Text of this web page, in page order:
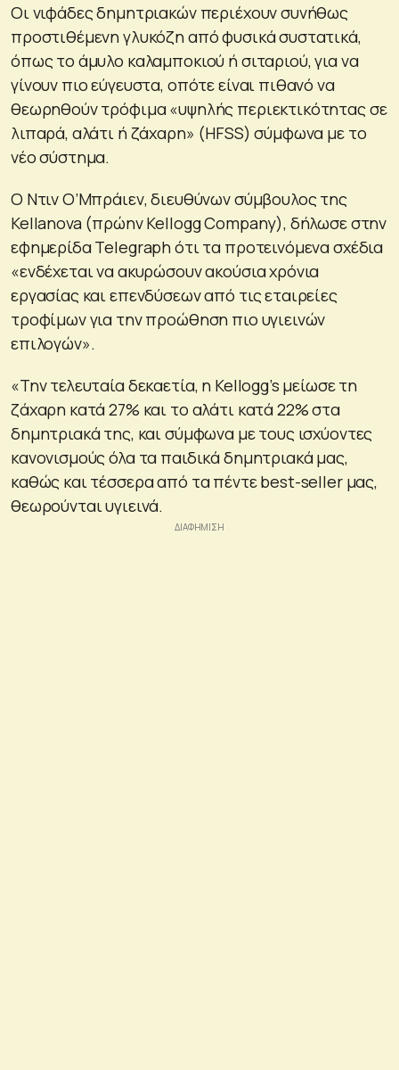
Οι νιφάδες δημητριακών περιέχουν συνήθως
προστιθέμενη γλυκόζη από φυσικά συστατικά,
όπως το άμυλο καλαμποκιού ή σιταριού, για να
γίνουν πιο εύγευστα, οπότε είναι πιθανό να
θεωρηθούν τρόφιμα «υψηλής περιεκτικότητας σε
λιπαρά, αλάτι ή ζάχαρη» (HFSS) σύμφωνα με το
νέο σύστημα.
Ο Ντιν Ο’Μπράιεν, διευθύνων σύμβουλος της
Kellanova (πρώην Kellogg Company), δήλωσε στην
εφημερίδα Telegraph ότι τα προτεινόμενα σχέδια
«ενδέχεται να ακυρώσουν ακούσια χρόνια
εργασίας και επενδύσεων από τις εταιρείες
τροφίμων για την προώθηση πιο υγιεινών
επιλογών».
«Την τελευταία δεκαετία, η Kellogg’s μείωσε τη
ζάχαρη κατά 27% και το αλάτι κατά 22% στα
δημητριακά της, και σύμφωνα με τους ισχύοντες
κανονισμούς όλα τα παιδικά δημητριακά μας,
καθώς και τέσσερα από τα πέντε best-seller μας,
θεωρούνται υγιεινά.